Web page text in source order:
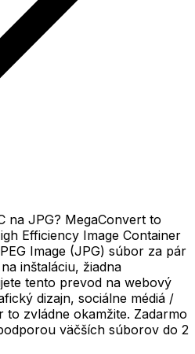
na JPG? MegaConvert to
Efficiency Image Container
Image (JPG) súbor za pár
inštaláciu, žiadna
tento prevod na webový
dizajn, sociálne médiá /
zvládne okamžite. Zadarmo
väčších súborov do 2